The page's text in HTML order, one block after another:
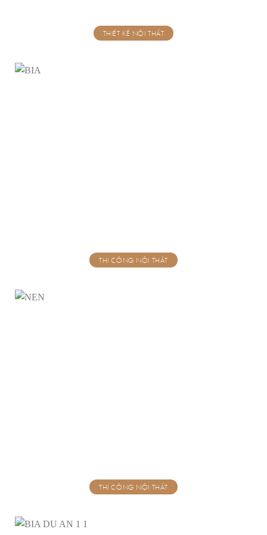
THIẾT KẾ NỘI THẤT
THI CÔNG NỘI THẤT
THI CÔNG NỘI THẤT